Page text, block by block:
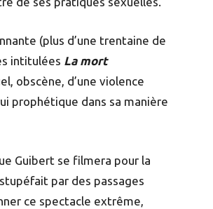
(plus d’une trentaine de
intitulées La mort
obscène, d’une violence
prophétique dans sa manière
Guibert se filmera pour la
par des passages
ce spectacle extrême,